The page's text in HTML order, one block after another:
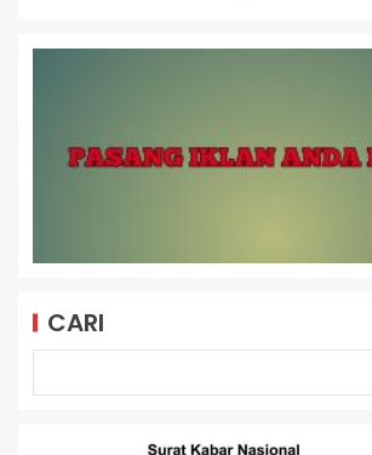
CARI